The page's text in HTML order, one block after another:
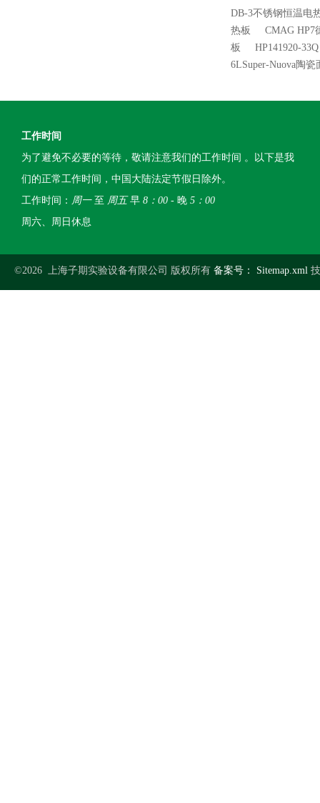
DB-3不锈钢恒温电
热板
CMAG HP7
板
HP141920-
6LSuper-Nuova陶
工作时间
为了避免不必要的等待，敬请注意我们的工作时间 。以下是我
们的正常工作时间，中国大陆法定节假日除外。
工作时间： 周一至 周五早 8：00 - 晚 5：00
周六、周日休息
©2026 上海子期实验设备有限公司 版权所有 备案号： Sitemap.xml